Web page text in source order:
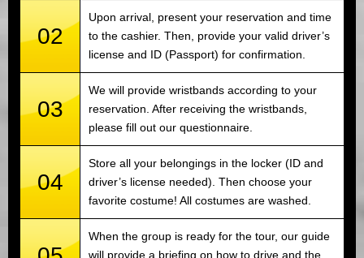
02
Upon arrival, present your reservation and time
to the cashier. Then, provide your valid driver’s
license and ID (Passport) for confirmation.
03
We will provide wristbands according to your
reservation. After receiving the wristbands,
please fill out our questionnaire.
04
Store all your belongings in the locker (ID and
driver’s license needed). Then choose your
favorite costume! All costumes are washed.
When the group is ready for the tour, our guide
will provide a briefing on how to drive and the